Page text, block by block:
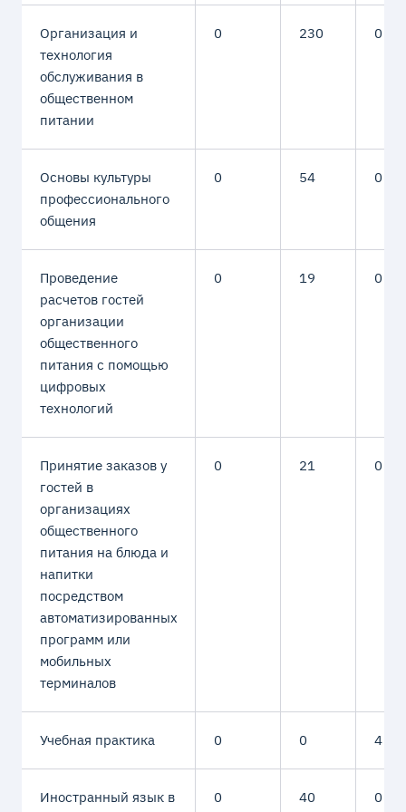
Организация и
технология
обслуживания в
общественном
питании
0 230 0
Основы культуры
профессионального
общения
0 54 0
Проведение
расчетов гостей
организации
общественного
питания с помощью
цифровых
технологий
0 19 0
Принятие заказов у
гостей в
организациях
общественного
питания на блюда и
напитки
посредством
автоматизированных
программ или
мобильных
терминалов
0 21 0
Учебная практика 0 0 4
Иностранный язык в
0 40 0